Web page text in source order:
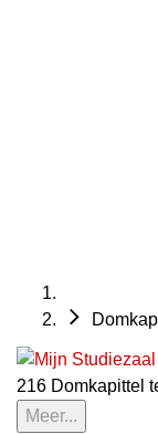
216 Domkapittel
Meer...